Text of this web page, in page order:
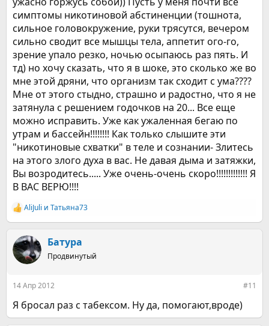
симптомы никотиновой абстиненции (тошнота,
сильное головокружение, руки трясутся, вечером
сильно сводит все мышцы тела, аппетит ого-го,
зрение упало резко, ночью осыпаюсь раз пять. И
тд) но хочу сказать, что я в шоке, это сколько же во
мне этой дряни, что организм так сходит с ума????
Мне от этого стыдно, страшно и радостно, что я не
затянула с решением годочков на 20... Все еще
можно исправить. Уже как ужаленная бегаю по
утрам и бассейн!!!!!!!! Как только слышите эти
"никотиновые схватки" в теле и сознании- Злитесь
на этого злого духа в вас. Не давая дыма и затяжки,
Вы возродитесь..... Уже очень-очень скоро!!!!!!!!!!!!! Я
В ВАС ВЕРЮ!!!!
Р
е
к
ц
и
AliJuli и Татьяна73
Батура
Продвинутый
14 Апр 2012 #11
Я бросал раз с табексом. Ну да, помогают,вроде)